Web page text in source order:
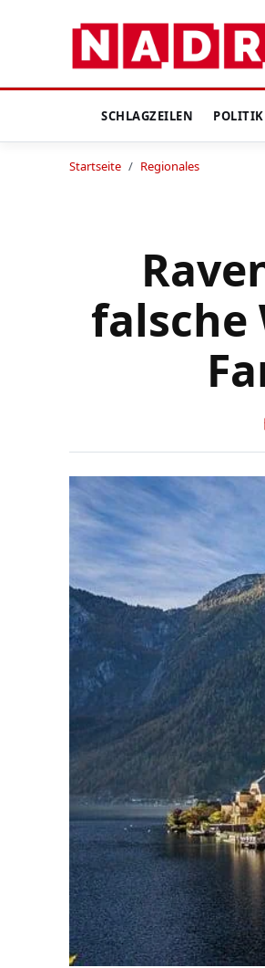
SCHLAGZEILEN POLITIK
Startseite / Regionales
falsche